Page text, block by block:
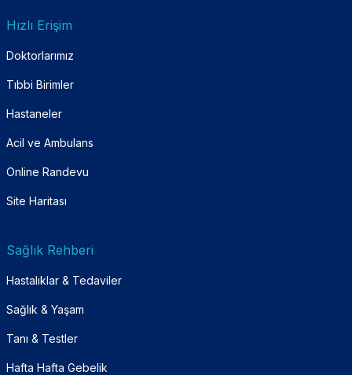
Hızlı Erişim
Doktorlarımız
Tıbbi Birimler
Hastaneler
Acil ve Ambulans
Online Randevu
Site Haritası
Sağlık Rehberi
Hastalıklar & Tedaviler
Sağlık & Yaşam
Tanı & Testler
Hafta Hafta Gebelik